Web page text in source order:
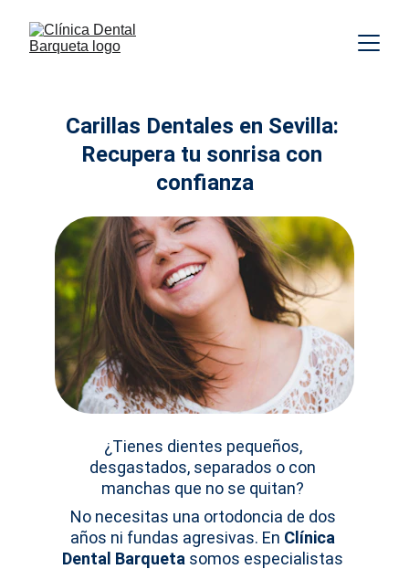
Carillas Dentales en Sevilla:
Recupera tu sonrisa con
confianza
¿Tienes dientes pequeños,
desgastados, separados o con
manchas que no se quitan?
No necesitas una ortodoncia de dos
años ni fundas agresivas. En Clínica
Dental Barqueta somos especialistas